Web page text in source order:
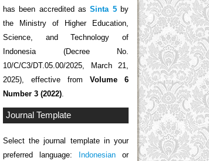
has been accredited as Sinta 5by
the Ministry of Higher Education,
Science, and Technology of
Indonesia (Decree No.
10/C/C3/DT.05.00/2025, March 21,
2025), effective from Volume 6
Number 3 (2022)
Journal Template
Select the journal template in your
preferred language:
Indonesian or